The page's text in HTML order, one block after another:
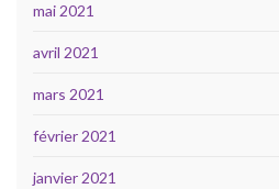
mai 2021
avril 2021
mars 2021
février 2021
janvier 2021